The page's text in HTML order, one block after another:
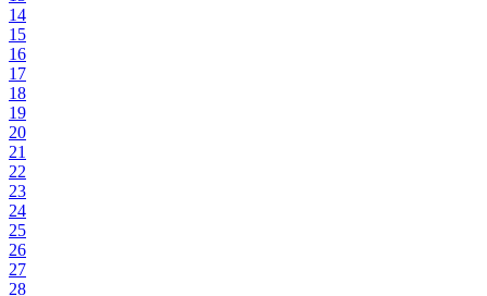
14
15
16
17
18
19
20
21
22
23
24
25
26
27
28